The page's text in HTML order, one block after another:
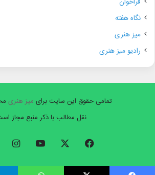
نگاه هفته
میز هنری
رادیو میز هنری
تمامی حقوق این سایت برای میز هنری
نقل مطالب با ذکر منبع مجاز
فیسبوک ایکس یوتیوب